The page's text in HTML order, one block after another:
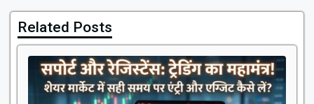
Related Posts